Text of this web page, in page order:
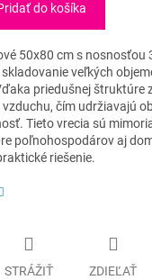
do košíka
50x80 cm s nosnosťou
veľkých
priedušnej štruktúre
čím udržiavajú
Tieto vrecia sú
poľnohospodárov aj
riešenie.
STRÁŽIŤ ZDIEĽAŤ